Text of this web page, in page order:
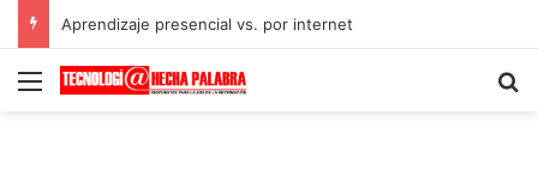
Aprendizaje presencial vs. por internet
Menú